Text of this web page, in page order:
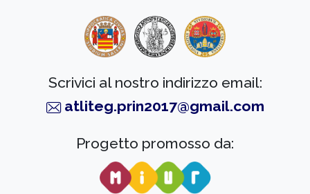
Scrivici al nostro indirizzo email:
atliteg.prin2017@gmail.com
Progetto promosso da: